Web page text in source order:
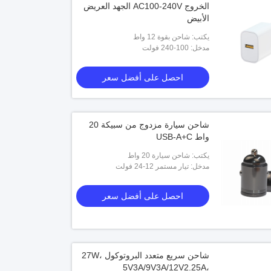
الخروج AC100-240V الجهد العريض
الأبيض
يكتب: شاحن بقوة 12 واط
مدخل: 100-240 فولت
احصل على أفضل سعر
شاحن سيارة مزدوج من سبيكة 20
واط USB-A+C
يكتب: شاحن سيارة 20 واط
مدخل: تيار مستمر 12-24 فولت
احصل على أفضل سعر
شاحن سريع متعدد البروتوكول 27W،
5V3A/9V3A/12V2.25A،